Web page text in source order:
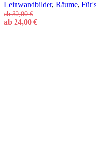
Leinwandbilder, Räume,
ab30,00€
ab 24,00 €